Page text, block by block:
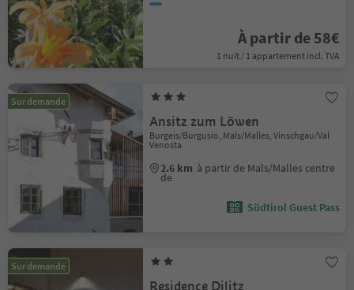
À partir de 58€
1 nuit / 1 appartement incl. TVA
Sur demande
Ansitz zum Löwen
Burgeis/Burgusio, Mals/Malles, Vinschgau/Val
Venosta
2.6 km à partir de Mals/Malles centre
de
Südtirol Guest Pass
Sur demande
Residence Dilitz